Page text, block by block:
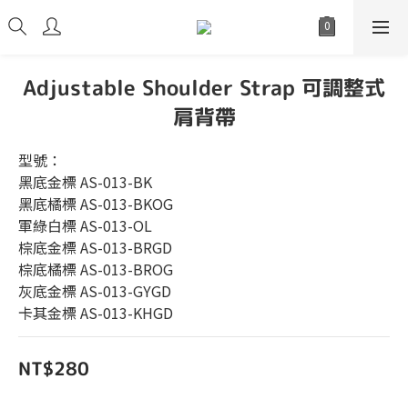
Adjustable Shoulder Strap 可調整式
肩背帶
型號：
黑底金標 AS-013-BK
黑底橘標 AS-013-BKOG
軍綠白標 AS-013-OL
棕底金標 AS-013-BRGD
棕底橘標 AS-013-BROG
灰底金標 AS-013-GYGD
卡其金標 AS-013-KHGD
NT$280